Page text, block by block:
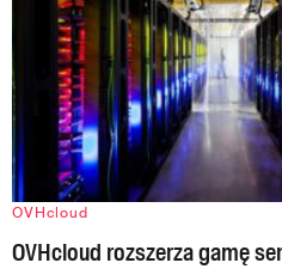
OVHcloud
OVHcloud rozszerza gamę